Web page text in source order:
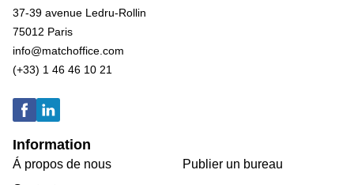
37-39 avenue Ledru-Rollin
75012 Paris
info@matchoffice.com
(+33) 1 46 46 10 21
Information
Á propos de nous
Publier un bureau